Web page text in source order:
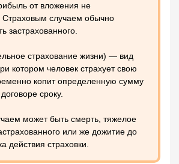
от вложения не
Страховым случаем обычно
застрахованного.
страхование жизни) — вид
котором человек страхует свою
копит определенную сумму
сроку.
может быть смерть, тяжелое
или же дожитие до
действия страховки.